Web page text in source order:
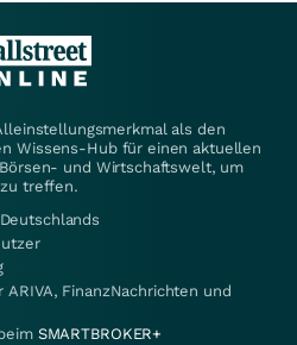
als den
Wissens-Hub für einen aktuellen
und Wirtschaftswelt, um
treffen.
ARIVA, FinanzNachrichten und
SMARTBROKER+